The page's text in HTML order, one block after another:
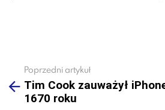
more
Poprzedni artykuł
Tim Cook zauważył
1670 roku